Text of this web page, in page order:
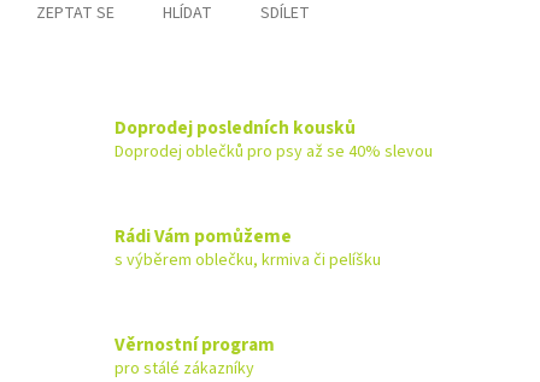
ZEPTAT SE HLÍDAT SDÍLET
Doprodej posledních kousků
Doprodej oblečků pro psy až se 40% slevou
Rádi Vám pomůžeme
s výběrem oblečku, krmiva či pelíšku
Věrnostní program
pro stálé zákazníky